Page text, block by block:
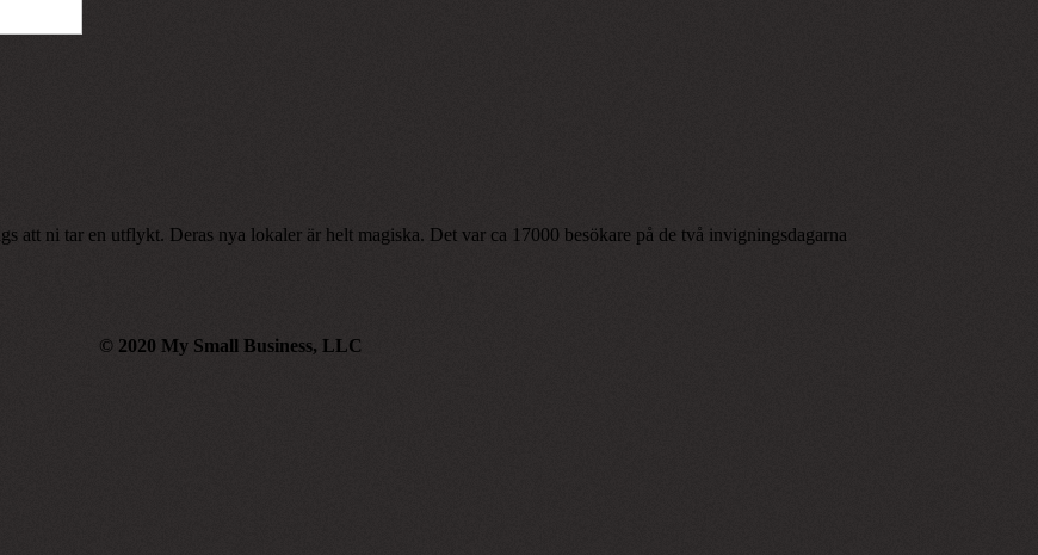
att ni tar en utflykt. Deras nya lokaler är helt magiska. Det var ca 17000 besökare på de två invigningsdagarna
© 2020 My Small Business, LLC